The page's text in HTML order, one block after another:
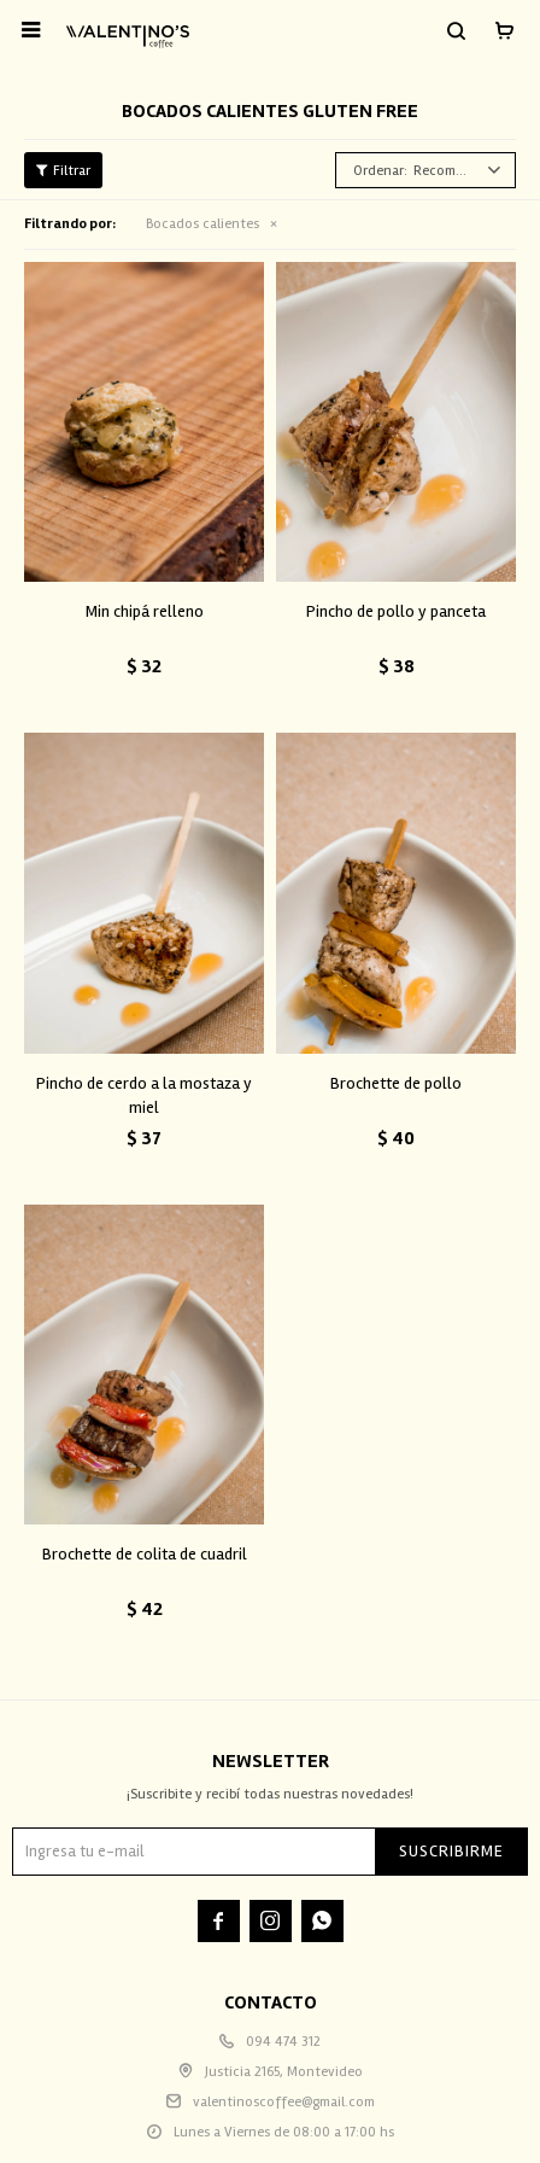

BOCADOS CALIENTES GLUTEN FREE
Recomendados
Filtrando por: Bocados calientes
Min chipá relleno
$ 32
Pincho de pollo y panceta
$ 38
Pincho de cerdo a la mostaza y
miel
$ 37
Brochette de pollo
$ 40
Brochette de colita de cuadril
$ 42
CONTACTO
094 474 312
Justicia 2165, Montevideo
valentinoscoffee@gmail.com
Lunes a Viernes de 08:00 a 17:00 hs
NEWSLETTER
¡Suscribite y recibí todas nuestras novedades!
SUSCRIBIRME
  